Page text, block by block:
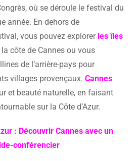
où se déroule le festival du
année. En dehors de
vous pouvez explorer les îles
côte de Cannes ou vous
de l’arrière-pays pour
villages provençaux. Cannes
et beauté naturelle, en faisant
sur la Côte d’Azur.
: Découvrir Cannes avec un
conférencier